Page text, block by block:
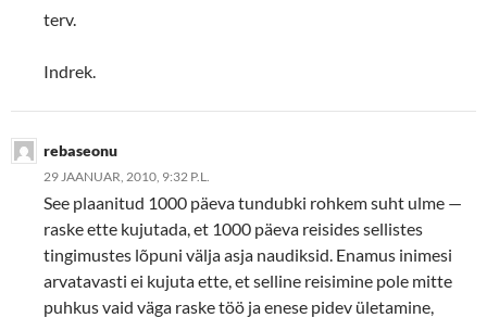
terv.
Indrek.
rebaseonu
29 JAANUAR, 2010, 9:32 P.L.
See plaanitud 1000 päeva tundubki rohkem suht ulme —
raske ette kujutada, et 1000 päeva reisides sellistes
tingimustes lõpuni välja asja naudiksid. Enamus inimesi
arvatavasti ei kujuta ette, et selline reisimine pole mitte
puhkus vaid väga raske töö ja enese pidev ületamine,